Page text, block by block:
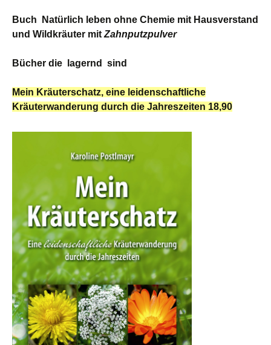
Buch Natürlich leben ohne Chemie mit Hausverstand
und Wildkräuter mit Zahnputzpulver
Bücher die lagernd sind
Mein Kräuterschatz, eine leidenschaftliche
Kräuterwanderung durch die Jahreszeiten 18,90